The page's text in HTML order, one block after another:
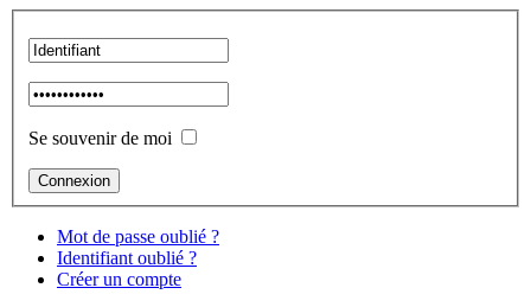
Se souvenir de moi
Mot de passe oublié ?
Identifiant oublié ?
Créer un compte